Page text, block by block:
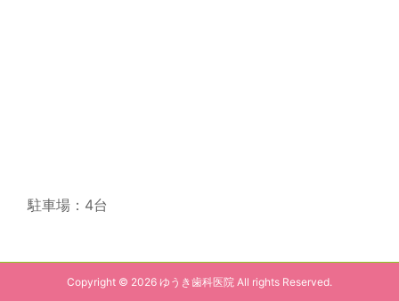
駐車場：4台
Copyright © 2026 ゆうき歯科医院 All rights Reserved.